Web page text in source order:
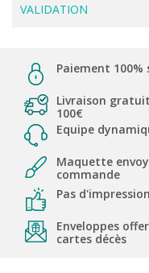
VALIDATION
Paiement 100%
Livraison
100€
Equipe
Maquette
commande
Pas
Enveloppes
cartes décès